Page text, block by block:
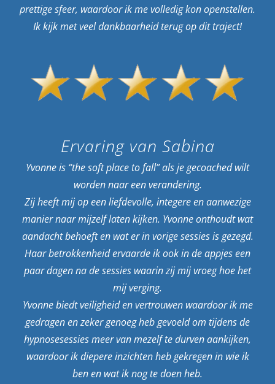
prettige sfeer, waardoor ik me volledig kon openstellen.
Ik kijk met veel dankbaarheid terug op dit traject!
Ervaring van Sabina
Yvonne is “the soft place to fall” als je gecoached wilt
worden naar een verandering.
Zij heeft mij op een liefdevolle, integere en aanwezige
manier naar mijzelf laten kijken. Yvonne onthoudt wat
aandacht behoeft en wat er in vorige sessies is gezegd.
Haar betrokkenheid ervaarde ik ook in de appjes een
paar dagen na de sessies waarin zij mij vroeg hoe het
mij verging.
Yvonne biedt veiligheid en vertrouwen waardoor ik me
gedragen en zeker genoeg heb gevoeld om tijdens de
hypnosesessies meer van mezelf te durven aankijken,
waardoor ik diepere inzichten heb gekregen in wie ik
ben en wat ik nog te doen heb.